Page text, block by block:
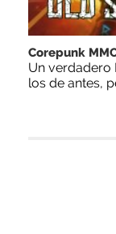
Corepunk
Un verdadero
los de antes,